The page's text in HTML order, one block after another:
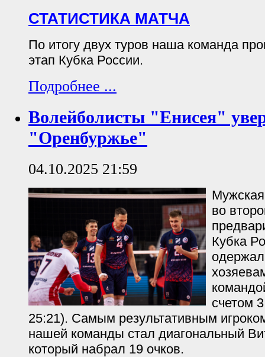
СТАТИСТИКА МАТЧА
По итогу двух туров наша команда
этап Кубка России.
Подробнее ...
Волейболисты "Енисея"
"Оренбуржье"
04.10.2025 21:59
во
Кубка
счетом
25:21). Самым результативным
нашей команды стал диагональный
который набрал 19 очков.